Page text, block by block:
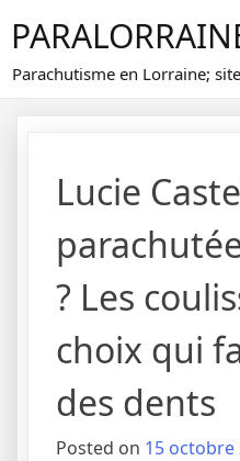
content
Parachutisme en Lorraine;
Lucie
? Les
choix qui
des dents
Posted on 15 octobre